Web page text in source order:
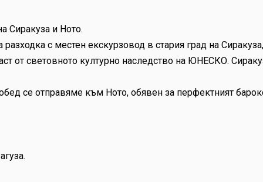
Сиракуза и Ното.
с местен екскурзовод в стария град на
от световното културно наследство на ЮНЕСКО.
се отправяме към Ното, обявен за перфектният